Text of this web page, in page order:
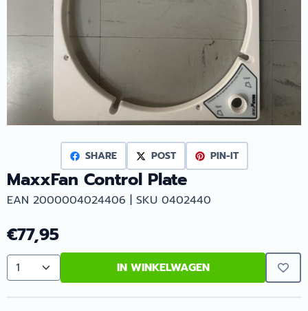
SHARE POST PIN-IT
MaxxFan Control Plate
EAN 2000004024406 | SKU 0402440
€77,95
Aantal IN WINKELWAGEN